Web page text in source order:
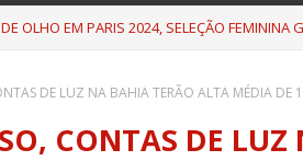
DE OLHO EM PARIS 2024, SELEÇÃO FEMININA
DE LUZ NA BAHIA TERÃO ALTA MÉDIA DE
CONTAS DE